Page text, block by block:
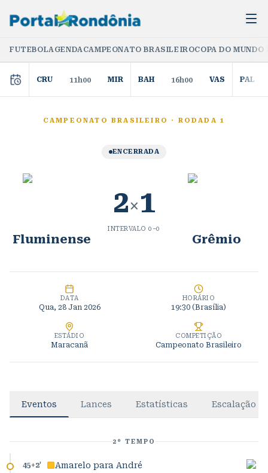
FUTEBOLAGENDACAMPEONATO BRASILEIROCOPA DO
CRU 11h00 MIR BAH 16h00 VAS PAL
CAMPEONATO BRASILEIRO · RODADA 1
ENCERRADA
Fluminense
2×1
INTERVALO0 –0
Grêmio
DATA
Qua, 28 Jan 2026
HORÁRIO
19:30 (Brasília)
ESTÁDIO
Maracanã
COMPETIÇÃO
Campeonato Brasileiro
Eventos Lances Estatísticas Escalação
2º TEMPO
45+2' Amarelo para André